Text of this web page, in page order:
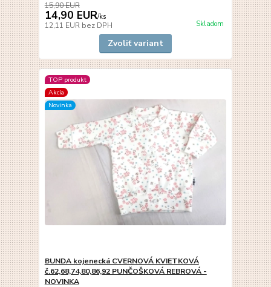
15,90 EUR
14,90 EUR/ks
12,11 EUR bez DPH Skladom
Zvoliť variant
TOP produkt
Akcia
Novinka
BUNDA kojenecká CVERNOVÁ KVIETKOVÁ
č.62,68,74,80,86,92 PUNČOŠKOVÁ REBROVÁ -
NOVINKA